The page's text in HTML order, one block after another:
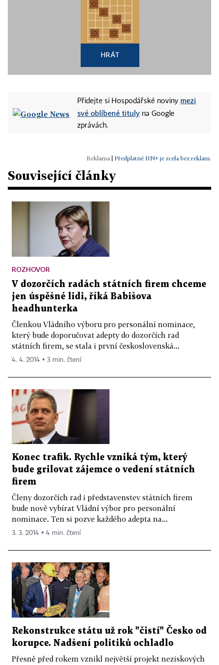
HRÁT
Přidejte si Hospodářské noviny mezi
své oblíbené tituly na Google
zprávách.
Předplatné HN+ je zcela bez reklam.
Související články
ROZHOVOR
V dozorčích radách státních firem chceme
jen úspěšné lidi, říká Babišova
headhunterka
Členkou Vládního výboru pro personální nominace,
který bude doporučovat adepty do dozorčích rad
státních firem, se stala i první československá...
4. 4. 2014 ▪ 3 min. čtení
Konec trafik. Rychle vzniká tým, který
bude grilovat zájemce o vedení státních
firem
Členy dozorčích rad i představenstev státních firem
bude nově vybírat Vládní výbor pro personální
nominace. Ten si pozve každého adepta na...
3. 3. 2014 ▪ 4 min. čtení
Rekonstrukce státu už rok "čistí" Česko od
korupce. Nadšení politiků ochladlo
Přesně před rokem vznikl největší projekt neziskových